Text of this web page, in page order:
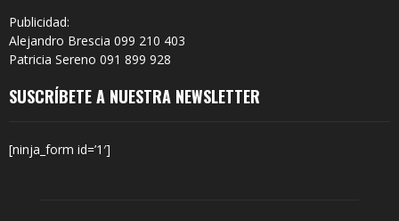
Publicidad:
Alejandro Brescia 099 210 403
Patricia Sereno 091 899 928
SUSCRÍBETE A NUESTRA NEWSLETTER
[ninja_form id=’1′]